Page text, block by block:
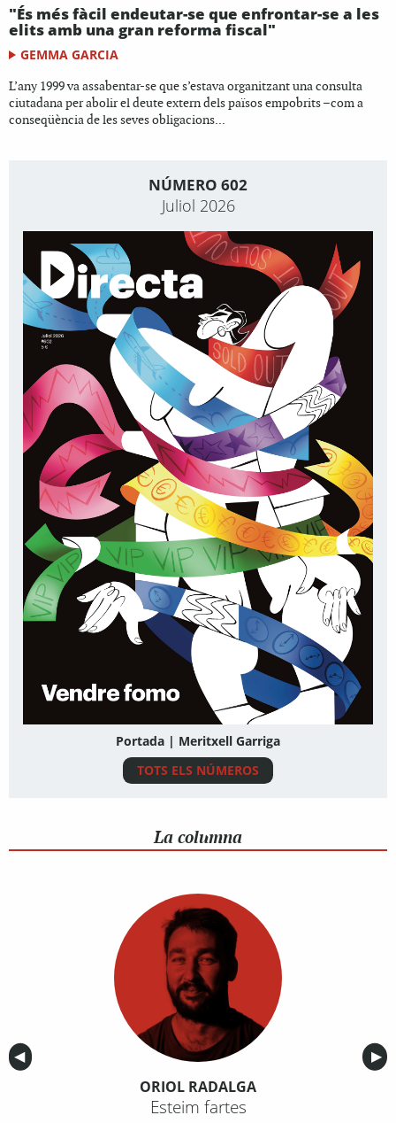
"És més fàcil endeutar-se que enfrontar-se a les
elits amb una gran reforma fiscal"
GEMMA GARCIA
L’any 1999 va assabentar-se que s’estava organitzant una consulta
ciutadana per abolir el deute extern dels països empobrits –com a
conseqüència de les seves obligacions...
NÚMERO 602
Juliol 2026
Portada | Meritxell Garriga
TOTS ELS NÚMEROS
La columna
Anterior
◀︎ ▶︎
ORIOL RADALGA
Esteim fartes